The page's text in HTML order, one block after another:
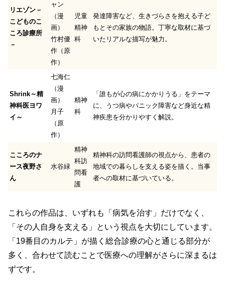
リエゾン－
こどものこ
ころ診療所
－
ャン
（漫
画）
竹村優
作（原
作）
児童
精神
科
発達障害など、生きづらさを抱える子ど
もとその家族の物語。丁寧な取材に基づ
いたリアルな描写が魅力。
Shrink～精
神科医ヨワ
イ～
七海仁
（漫
画）
月子
（原
作）
精神
科
「誰もが心の病にかかりうる」をテーマ
に、うつ病やパニック障害など身近な精
神疾患を分かりやすく解説。
こころのナ
ース夜野さ
ん
水谷緑
精神
科訪
問看
護
精神科の訪問看護師の視点から、患者の
地域での暮らしを支える姿を描く。当事
者への取材に基づいている。
これらの作品は、いずれも「病気を治す」だけでなく、
「その人自身を支える」という視点を大切にしています。
「19番目のカルテ」が描く総合診療の心と通じる部分が
多く、合わせて読むことで医療への理解がさらに深まるは
ずです。